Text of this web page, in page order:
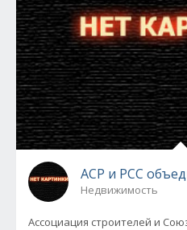
АСР и РСС
Недвижимость
Ассоциация строителей и